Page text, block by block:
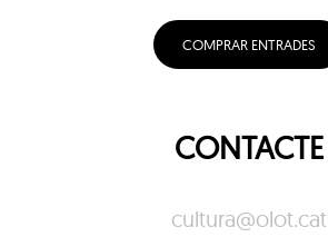
COMPRAR ENTRADES
CONTACTE
cultura@olot.cat